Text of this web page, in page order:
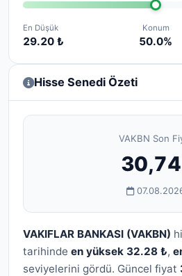
En Düşük
29.20 ₺
Konum
50.0%
Hisse Senedi Özeti
VAKBN Son
30,74
VAKIFLAR BANKASI (VAKBN)
tarihinde en yüksek 32.28 ₺,
seviyelerini gördü. Güncel fiyat